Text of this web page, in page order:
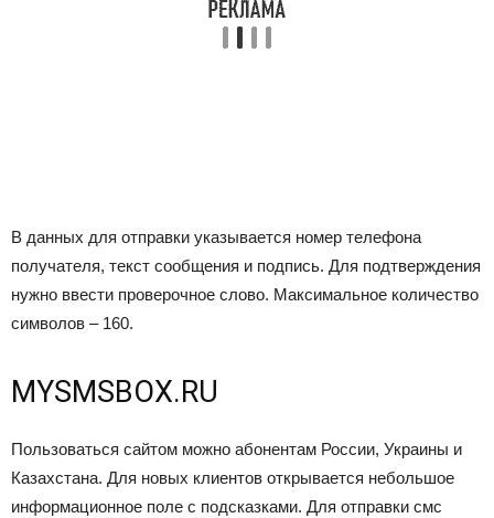
В данных для отправки указывается номер телефона
получателя, текст сообщения и подпись. Для подтверждения
нужно ввести проверочное слово. Максимальное количество
символов – 160.
MYSMSBOX.RU
Пользоваться сайтом можно абонентам России, Украины и
Казахстана. Для новых клиентов открывается небольшое
информационное поле с подсказками. Для отправки смс